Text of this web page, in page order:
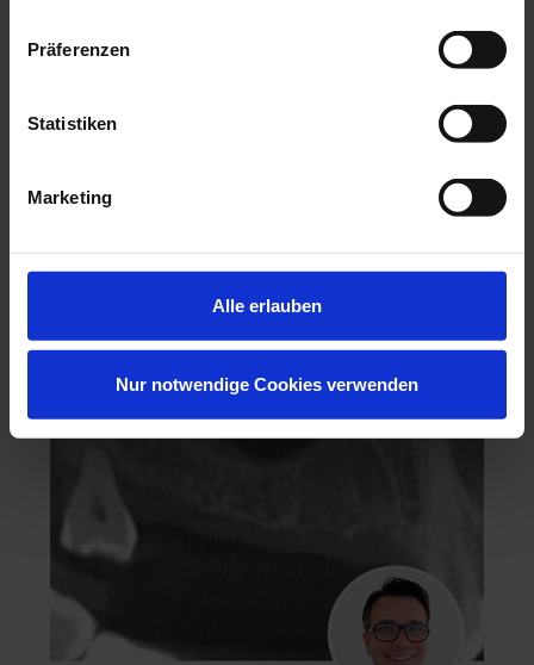
Präferenzen
Statistiken
Marketing
Alle erlauben
Nur notwendige Cookies verwenden
Dr. Hanni Lohmar